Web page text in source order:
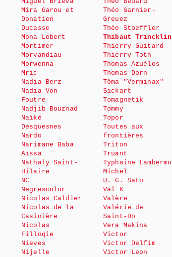
Mira Garou et
Donatien
Ducasse
Mona Lobert
Mortimer
Morvandiau
Morwenna
Mric
Nadia Berz
Nadia Von
Foutre
Nadjib Bouznad
Naïké
Desquesnes
Nardo
Narimane Baba
Aïssa
Nathaly Saint-
Hilaire
NC
Negrescolor
Nicolas Caldier
Nicolas de la
Casinière
Nicolas
Filloqie
Nieves
Nijelle
Théo Garnier-
Greuez
Théo Stoeffler
Thibaut Trincklin
Thierry Guitard
Thierry Toth
Thomas Azuélos
Thomas Dorn
Tôma "Verminax"
Sickart
Tomagnetik
Tommy
Topor
Toutes aux
frontières
Triton
Truant
Typhaine
Michel
U. G. Sato
Val K
Valère
Valérie de
Saint-Do
Vera Makina
Victor
Victor Delfim
Victor Leon